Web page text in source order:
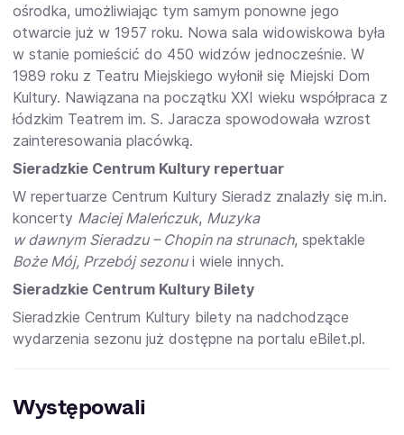
ośrodka, umożliwiając tym samym ponowne jego
otwarcie już w 1957 roku. Nowa sala widowiskowa była
w stanie pomieścić do 450 widzów jednocześnie. W
1989 roku z Teatru Miejskiego wyłonił się Miejski Dom
Kultury. Nawiązana na początku XXI wieku współpraca z
łódzkim Teatrem im. S. Jaracza spowodowała wzrost
zainteresowania placówką.
Sieradzkie Centrum Kultury repertuar
W repertuarze Centrum Kultury Sieradz znalazły się m.in.
koncerty Maciej Maleńczuk, Muzyka
w dawnym Sieradzu – Chopin na strunach, spektakle
Boże Mój, Przebój sezonui wiele innych.
Sieradzkie Centrum Kultury Bilety
Sieradzkie Centrum Kultury bilety na nadchodzące
wydarzenia sezonu już dostępne na portalu eBilet.pl.
Występowali